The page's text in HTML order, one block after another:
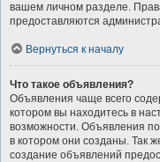
вашем личном разделе.
предоставляются
Вернуться к началу
Что такое объявления?
Объявления чаще всего
котором вы находитесь в
возможности. Объявления
в котором они созданы. Так
создание объявлений